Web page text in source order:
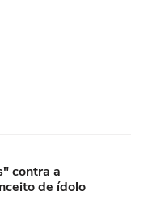
contra a
de ídolo